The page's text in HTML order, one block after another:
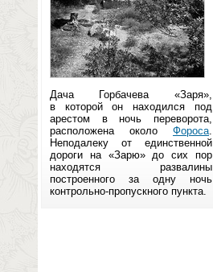
Дача Горбачева «Заря»,
в которой он находился под
арестом в ночь переворота,
расположена около Фороса.
Неподалеку от единственной
дороги на «Зарю» до сих пор
находятся развалины
построенного за одну ночь
контрольно-пропускного пункта.